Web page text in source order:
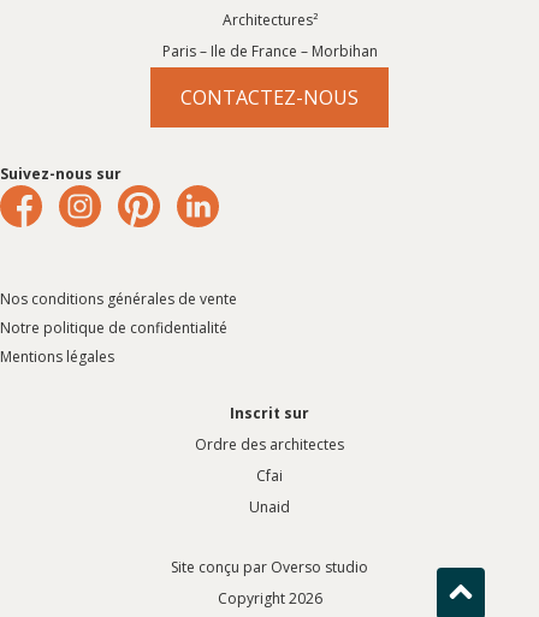
Architectures²
Paris – Ile de France – Morbihan
CONTACTEZ-NOUS
Suivez-nous sur
Nos conditions générales de vente
Notre politique de confidentialité
Mentions légales
Inscrit sur
Ordre des architectes
Cfai
Unaid
Site conçu par Overso studio
Copyright 2026